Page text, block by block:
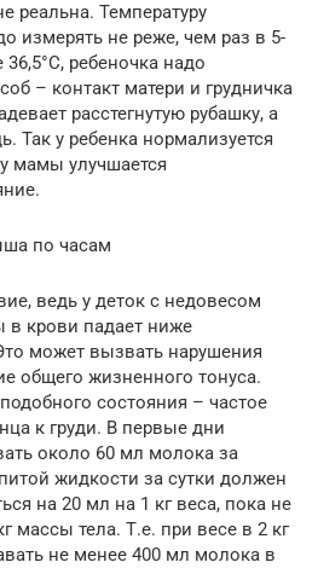
реальна. Температуру
измерять не реже, чем раз в 5-
ребеночка надо
– контакт матери и грудничка
расстегнутую рубашку, а
Так у ребенка нормализуется
мамы улучшается
по часам
ведь у деток с недовесом
в крови падает ниже
может вызвать нарушения
общего жизненного тонуса.
состояния – частое
к груди. В первые дни
около 60 мл молока за
жидкости за сутки должен
на 20 мл на 1 кг веса, пока не
массы тела. Т.е. при весе в 2 кг
не менее 400 мл молока в